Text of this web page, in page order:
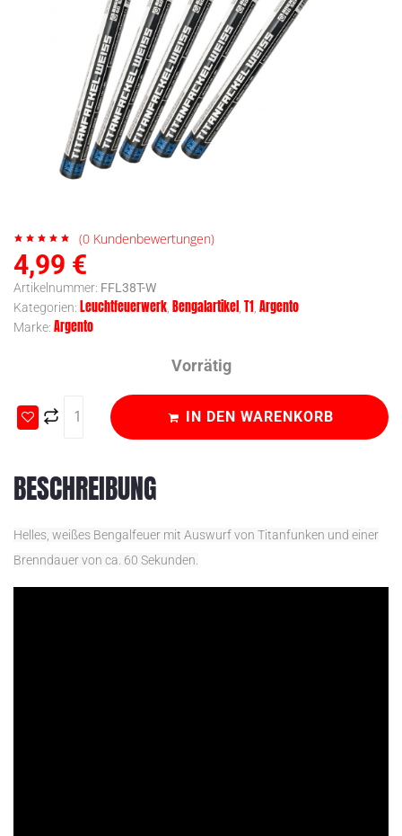
BESCHREIBUNG
Helles, weißes Bengalfeuer mit Auswurf von Titanfunken und einer
Brenndauer von ca. 60 Sekunden.
(0 Kundenbewertungen)
4,99 €
Artikelnummer: FFL38T-W
Kategorien: Leuchtfeuerwerk Bengalartikel T1 Argento
Marke: Argento
Vorrätig
IN DEN WARENKORB